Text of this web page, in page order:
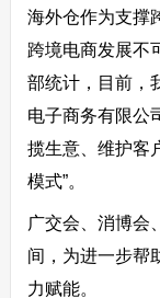
海外仓作为支撑
跨境电商发展不
部统计，目前，
电子商务有限公
揽生意、维护客
模式”。
广交会、消博会
间，为进一步帮
力赋能。